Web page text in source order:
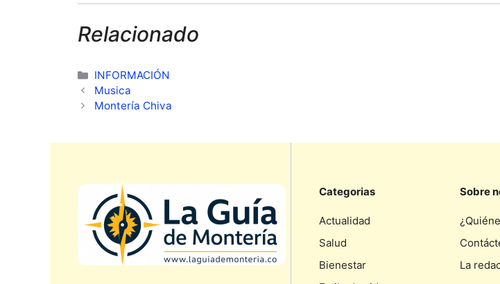
Relacionado
Categorías
INFORMACIÓN
Musica
Montería Chiva
Categorias
Actualidad
Salud
Bienestar
Sobre
La